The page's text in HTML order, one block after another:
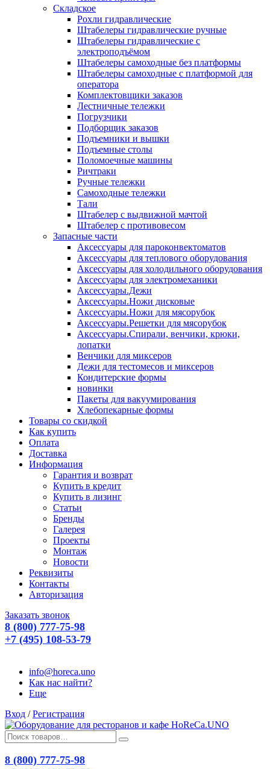
Складское
Рохли гидравлические
Штабелеры гидравлические ручные
Штабелеры гидравлические с
электроподъёмом
Штабелеры самоходные без платформы
Штабелеры самоходные с платформой для
оператора
Комплектовщики заказов
Лестничные тележки
Погрузчики
Подборщик заказов
Подъемники и вышки
Подъемные столы
Поломоечные машины
Ричтраки
Ручные тележки
Самоходные тележки
Тали
Штабелер с выдвижной мачтой
Штабелер с противовесом
Запасные части
Аксессуары для пароконвектоматов
Аксессуары для теплового оборудования
Аксессуары для холодильного оборудования
Аксессуары для электромеханики
Аксессуары.Дежи
Аксессуары.Ножи дисковые
Аксессуары.Ножи для мясорубок
Аксессуары.Решетки для мясорубок
Аксессуары.Спирали, венчики, крюки,
лопатки
Венчики для миксеров
Дежи для тестомесов и миксеров
Кондитерские формы
новинки
Пакеты для вакуумирования
Хлебопекарные формы
Товары со скидкой
Как купить
Оплата
Доставка
Информация
Гарантия и возврат
Купить в кредит
Купить в лизинг
Статьи
Бренды
Галерея
Проекты
Монтаж
Новости
Реквизиты
Контакты
Авторизация
Заказать звонок
8 (800) 777-75-98
+7 (495) 108-53-79
info@horeca.uno
Как нас найти?
Еще
Вход / Регистрация
8 (800) 777-75-98